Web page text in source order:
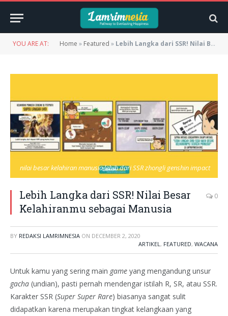
YOU ARE AT: Home » Featured » Lebih Langka dari SSR! Nilai Besar Kelahiranmu sebagai Manusia
nilai besar kelahiran manusia lebih dari SSR zhongli genshin impact
Lebih Langka dari SSR! Nilai Besar
Kelahiranmu sebagai Manusia
0
BY REDAKSI LAMRIMNESIA ON DECEMBER 2, 2020
ARTIKEL, FEATURED, WACANA
Untuk kamu yang sering main game yang mengandung unsur
gacha (undian), pasti pernah mendengar istilah R, SR, atau SSR.
Karakter SSR (Super Super Rare) biasanya sangat sulit
didapatkan karena merupakan tingkat kelangkaan yang